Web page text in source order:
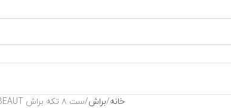
خانه براش ست ۸ تکه براش NINE BEAUT